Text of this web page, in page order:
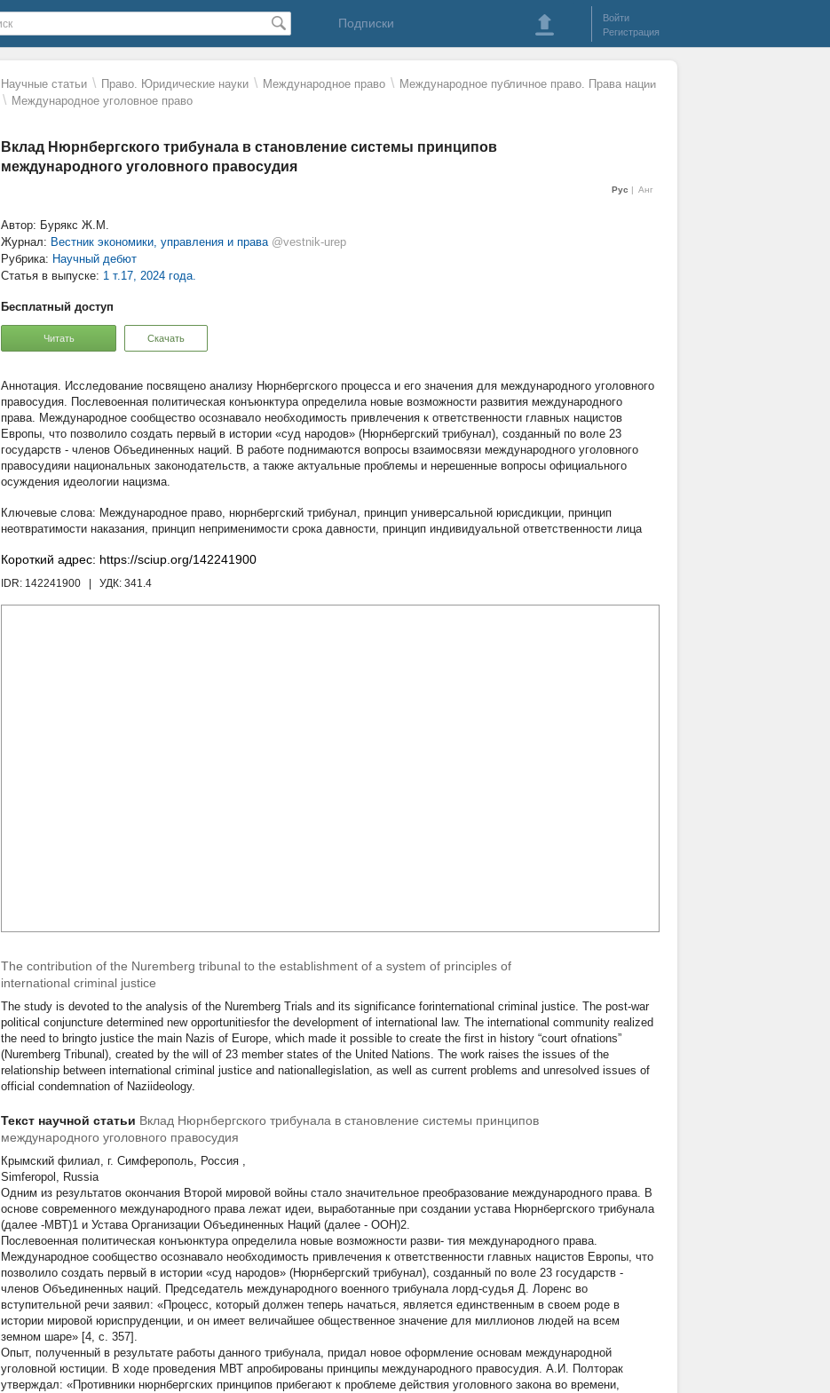
Подписки
Войти
Регистрация
Научные статьи \ Право. Юридические науки \ Международное право \ Международное публичное право. Права наций
\ Международное уголовное право
Вклад Нюрнбергского трибунала в становление системы принципов
международного уголовного правосудия
Рус Анг
Автор: Бурякс Ж.М.
Журнал: Вестник экономики, управления и права @vestnik-urep
Рубрика: Научный дебют
Статья в выпуске: 1 т.17, 2024 года.
Бесплатный доступ
Читать Скачать
Исследование посвящено анализу Нюрнбергского процесса и его значения для международного уголовного
правосудия. Послевоенная политическая конъюнктура определила новые возможности развития международного
права. Международное сообщество осознавало необходимость привлечения к ответственности главных нацистов
Европы, что позволило создать первый в истории «суд народов» (Нюрнбергский трибунал), созданный по воле 23
государств - членов Объединенных наций. В работе поднимаются вопросы взаимосвязи международного уголовного
правосудияи национальных законодательств, а также актуальные проблемы и нерешенные вопросы официального
осуждения идеологии нацизма.
Международное право, нюрнбергский трибунал, принцип универсальной юрисдикции, принцип
неотвратимости наказания, принцип неприменимости срока давности, принцип индивидуальной ответственности лица
Короткий адрес: https://sciup.org/142241900
IDR: 142241900 | УДК: 341.4
The contribution of the Nuremberg tribunal to the establishment of a system of principles of
international criminal justice
The study is devoted to the analysis of the Nuremberg Trials and its significance forinternational criminal justice. The post-war
political conjuncture determined new opportunitiesfor the development of international law. The international community realized
the need to bringto justice the main Nazis of Europe, which made it possible to create the first in history “court ofnations”
(Nuremberg Tribunal), created by the will of 23 member states of the United Nations. The work raises the issues of the
relationship between international criminal justice and nationallegislation, as well as current problems and unresolved issues of
official condemnation of Naziideology.
Текст научной статьи Вклад Нюрнбергского трибунала в становление системы принципов
международного уголовного правосудия
Крымский филиал, г. Симферополь, Россия ,
Simferopol, Russia
Одним из результатов окончания Второй мировой войны стало значительное преобразование международного права. В
основе современного международного права лежат идеи, выработанные при создании устава Нюрнбергского трибунала
(далее -МВТ)1 и Устава Организации Объединенных Наций (далее - ООН)2.
Послевоенная политическая конъюнктура определила новые возможности разви- тия международного права.
Международное сообщество осознавало необходимость привлечения к ответственности главных нацистов Европы, что
позволило создать первый в истории «суд народов» (Нюрнбергский трибунал), созданный по воле 23 государств -
членов Объединенных наций. Председатель международного военного трибунала лорд-судья Д. Лоренс во
вступительной речи заявил: «Процесс, который должен теперь начаться, является единственным в своем роде в
истории мировой юриспруденции, и он имеет величайшее общественное значение для миллионов людей на всем
земном шаре» [4, c. 357].
Опыт, полученный в результате работы данного трибунала, придал новое оформление основам международной
уголовной юстиции. В ходе проведения МВТ апробированы принципы международного правосудия. А.И. Полторак
утверждал: «Противники нюрнбергских принципов прибегают к проблеме действия уголовного закона во времени,